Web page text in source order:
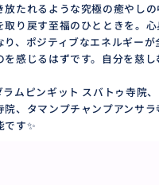
ください
間
：沐浴セット（カイン（
お供え物、お香）、日本
チャーター代（ガソリン
放たれるような究極の癒やし
取り戻す至福のひとときを。
り、ポジティブなエネルギーが
を感じるはずです。自分を慈し
ラムピンギット スバトゥ寺院
院、タマンプチャンプアンサ
です✨